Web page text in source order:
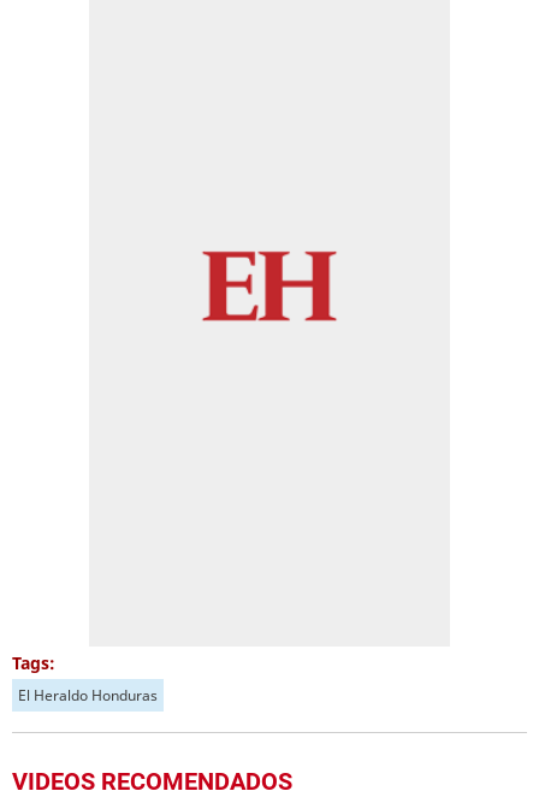
Tags:
El Heraldo Honduras
VIDEOS RECOMENDADOS